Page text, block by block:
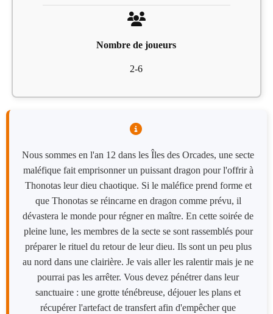
Nombre de joueurs
2-6
Nous sommes en l'an 12 dans les Îles des Orcades, une secte
maléfique fait emprisonner un puissant dragon pour l'offrir à
Thonotas leur dieu chaotique. Si le maléfice prend forme et
que Thonotas se réincarne en dragon comme prévu, il
dévastera le monde pour régner en maître. En cette soirée de
pleine lune, les membres de la secte se sont rassemblés pour
préparer le rituel du retour de leur dieu. Ils sont un peu plus
au nord dans une clairière. Je vais aller les ralentir mais je ne
pourrai pas les arrêter. Vous devez pénétrer dans leur
sanctuaire : une grotte ténébreuse, déjouer les plans et
récupérer l'artefact de transfert afin d'empêcher que